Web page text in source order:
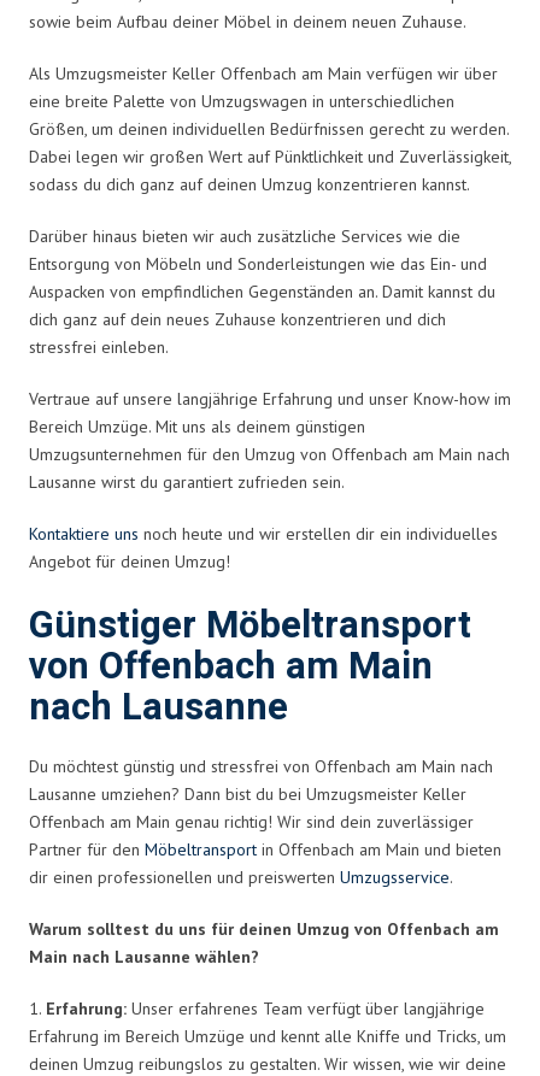
sowie beim Aufbau deiner Möbel in deinem neuen Zuhause.
Als Umzugsmeister Keller Offenbach am Main verfügen wir über
eine breite Palette von Umzugswagen in unterschiedlichen
Größen, um deinen individuellen Bedürfnissen gerecht zu werden.
Dabei legen wir großen Wert auf Pünktlichkeit und Zuverlässigkeit,
sodass du dich ganz auf deinen Umzug konzentrieren kannst.
Darüber hinaus bieten wir auch zusätzliche Services wie die
Entsorgung von Möbeln und Sonderleistungen wie das Ein- und
Auspacken von empfindlichen Gegenständen an. Damit kannst du
dich ganz auf dein neues Zuhause konzentrieren und dich
stressfrei einleben.
Vertraue auf unsere langjährige Erfahrung und unser Know-how im
Bereich Umzüge. Mit uns als deinem günstigen
Umzugsunternehmen für den Umzug von Offenbach am Main nach
Lausanne wirst du garantiert zufrieden sein.
Kontaktiere uns noch heute und wir erstellen dir ein individuelles
Angebot für deinen Umzug!
Günstiger Möbeltransport
von Offenbach am Main
nach Lausanne
Du möchtest günstig und stressfrei von Offenbach am Main nach
Lausanne umziehen? Dann bist du bei Umzugsmeister Keller
Offenbach am Main genau richtig! Wir sind dein zuverlässiger
Partner für den Möbeltransport in Offenbach am Main und bieten
dir einen professionellen und preiswerten Umzugsservice.
Warum solltest du uns für deinen Umzug von Offenbach am
Main nach Lausanne wählen?
1. Erfahrung: Unser erfahrenes Team verfügt über langjährige
Erfahrung im Bereich Umzüge und kennt alle Kniffe und Tricks, um
deinen Umzug reibungslos zu gestalten. Wir wissen, wie wir deine